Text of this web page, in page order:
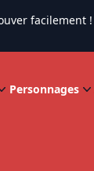
facilement !
Personnages